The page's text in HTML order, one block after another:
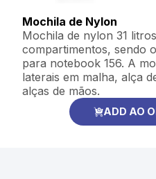
Mochila de Nylon
Mochila de nylon 31
compartimentos, sendo
para notebook 156. A
laterais em malha, alça
alças de mãos.
ADD AO